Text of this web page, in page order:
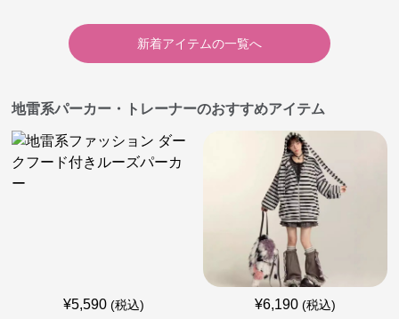
新着アイテムの一覧へ
地雷系パーカー・トレーナーのおすすめアイテム
¥5,590 (税込) ¥6,190 (税込)